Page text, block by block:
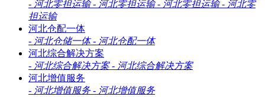
- 河北零担运输 - 河北零担运输 - 河北零担运输 - 河北零
担运输
河北仓配一体
- 河北仓储一体 - 河北仓配一体
河北综合解决方案
- 河北综合解决方案 - 河北综合解决方案
河北增值服务
- 河北增值服务 - 河北增值服务